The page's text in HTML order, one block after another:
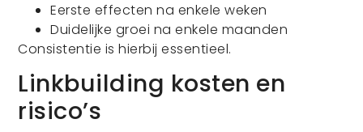
Eerste effecten na enkele weken
Duidelijke groei na enkele maanden
Consistentie is hierbij essentieel.
Linkbuilding kosten en
risico’s